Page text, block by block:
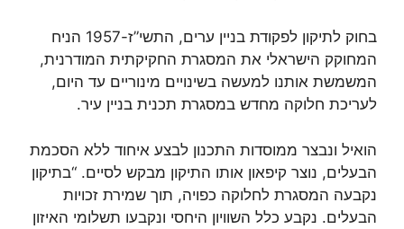
בחוק לתיקון לפקודת בניין ערים, התשי”ז-1957 הניח
המחוקק הישראלי את המסגרת החקיקתית המודרנית,
המשמשת אותנו למעשה בשינויים מינוריים עד היום,
לעריכת חלוקה מחדש במסגרת תכנית בניין עיר.
הואיל ונבצר ממוסדות התכנון לבצע איחוד ללא הסכמת
הבעלים, נוצר קיפאון אותו התיקון מבקש לסיים. “בתיקון
נקבעה המסגרת לחלוקה כפויה, תוך שמירת זכויות
הבעלים. נקבע כלל השוויון היחסי ונקבעו תשלומי האיזון